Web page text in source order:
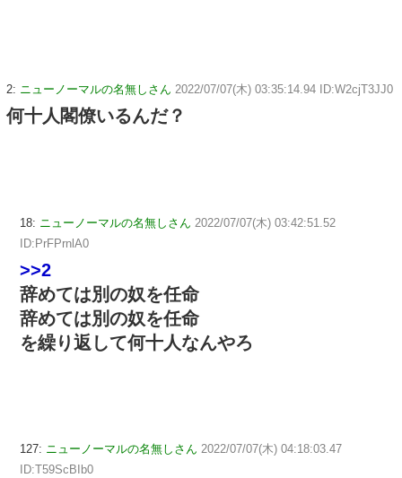
2: ニューノーマルの名無しさん 2022/07/07(木) 03:35:14.94 ID:W2cjT3JJ0
何十人閣僚いるんだ？
18: ニューノーマルの名無しさん 2022/07/07(木) 03:42:51.52
ID:PrFPrnlA0
>>2
辞めては別の奴を任命
辞めては別の奴を任命
を繰り返して何十人なんやろ
127: ニューノーマルの名無しさん 2022/07/07(木) 04:18:03.47
ID:T59ScBIb0